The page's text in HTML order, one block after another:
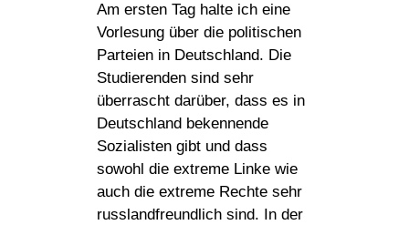
Am ersten Tag halte ich eine
Vorlesung über die politischen
Parteien in Deutschland. Die
Studierenden sind sehr
überrascht darüber, dass es in
Deutschland bekennende
Sozialisten gibt und dass
sowohl die extreme Linke wie
auch die extreme Rechte sehr
russlandfreundlich sind. In der